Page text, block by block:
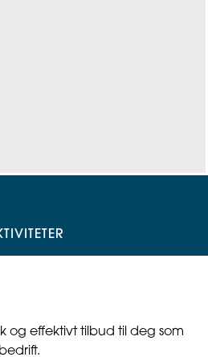
og effektivt tilbud til deg som